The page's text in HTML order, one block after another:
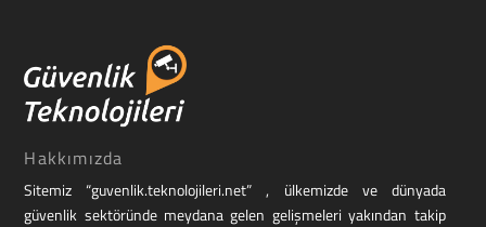
Hakkımızda
Sitemiz “guvenlik.teknolojileri.net” , ülkemizde ve dünyada
güvenlik sektöründe meydana gelen gelişmeleri yakından takip